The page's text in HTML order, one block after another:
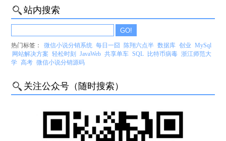
站内搜索
热门标签： 微信小说分销系统 每日一囧 陈翔六点半 数据库 创业
MySql
网站解决方案
轻松时刻 JavaWeb 共享单车 SQL 比特币病毒 浙江师范大
学 高考 微信小说分销源码
关注公众号（随时搜索）